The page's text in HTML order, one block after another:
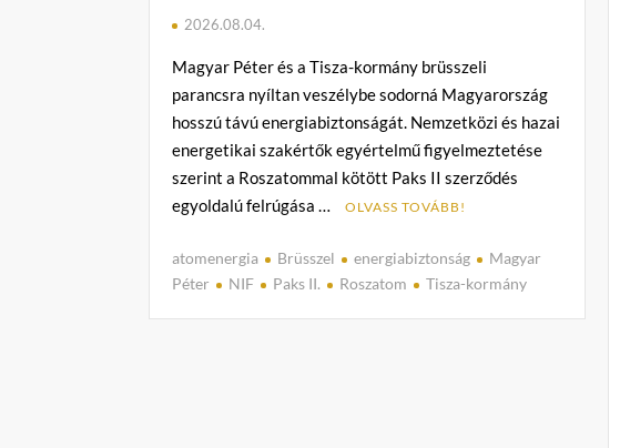
2026.08.04.
Magyar Péter és a Tisza-kormány brüsszeli
parancsra nyíltan veszélybe sodorná Magyarország
hosszú távú energiabiztonságát. Nemzetközi és hazai
energetikai szakértők egyértelmű figyelmeztetése
szerint a Roszatommal kötött Paks II szerződés
egyoldalú felrúgása …
OLVASS TOVÁBB!
atomenergia Brüsszel energiabiztonság
Magyar
Péter
NIF Paks II. Roszatom Tisza-kormány